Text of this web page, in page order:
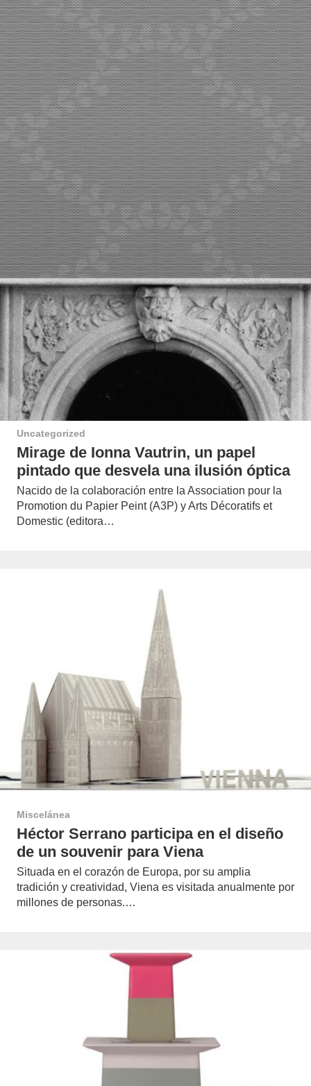
Uncategorized
Mirage de Ionna Vautrin, un papel
pintado que desvela una ilusión óptica
Nacido de la colaboración entre la Association pour la
Promotion du Papier Peint (A3P) y Arts Décoratifs et
Domestic (editora…
Miscelánea
Héctor Serrano participa en el diseño
de un souvenir para Viena
Situada en el corazón de Europa, por su amplia
tradición y creatividad, Viena es visitada anualmente por
millones de personas.…